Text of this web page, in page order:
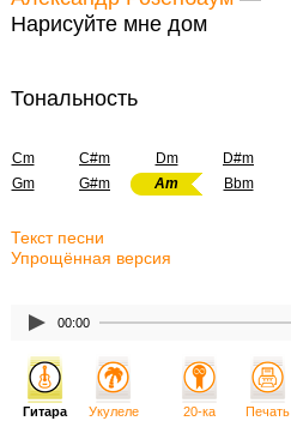
Нарисуйте мне дом
Тональность
Cm C#m Dm D#m
Gm
G#m Am Bbm
Текст песни
Упрощённая версия
00:00
Гитара Укулеле 20-ка Печать